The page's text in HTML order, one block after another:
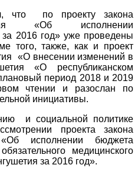
что по проекту закона
«Об исполнении
за 2016 год» уже проведены
того, также, как и проект
«О внесении изменений в
«О республиканском
период 2018 и 2019
чтении и разослан по
инициативы.
и социальной политике
проекта закона
исполнении бюджета
медицинского
за 2016 год».